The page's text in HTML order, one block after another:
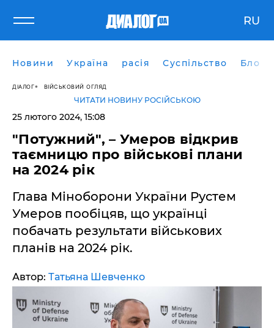
RU
Новини Україна расія Суспільство Блоги
ДІАЛОГ ВІЙСЬКОВИЙ ОГЛЯД
ЧИТАТИ НОВИНУ РОСІЙСЬКОЮ
25 лютого 2024, 15:08
"Потужний", – Умеров відкрив
таємницю про військові плани
на 2024 рік
Глава Міноборони України Рустем
Умеров пообіцяв, що українці
побачать результати військових
планів на 2024 рік.
Автор: Татьяна Шевченко